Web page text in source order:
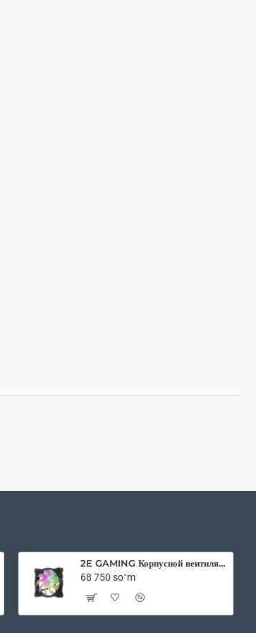
2E GAMING Корпусной вентилятор F120IR-ARGB 120мм, 3pin fan, 3 pin +5V Aura, белые лопасти, черная рамка, inner LED
68 750 soʻm